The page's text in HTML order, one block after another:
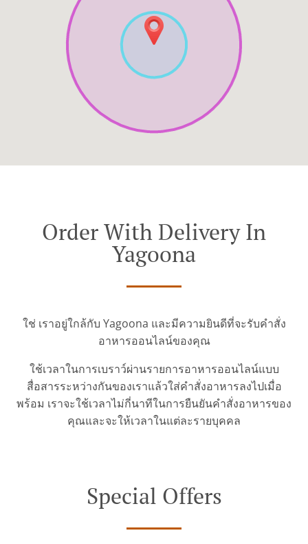
Order With Delivery In
Yagoona
ใช่ เราอยู่ใกล้กับ Yagoona และมีความยินดีที่จะรับคำสั่ง
อาหารออนไลน์ของคุณ
ใช้เวลาในการเบราว์ผ่านรายการอาหารออนไลน์แบบ
สื่อสารระหว่างกันของเราแล้วใส่คำสั่งอาหารลงไปเมื่อ
พร้อม เราจะใช้เวลาไม่กี่นาทีในการยืนยันคำสั่งอาหารของ
คุณและจะให้เวลาในแต่ละรายบุคคล
Special Offers